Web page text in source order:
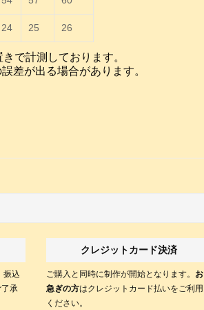
24 25 26
で計測しております。
差が出る場合があります。
振込
承
クレジットカード決済
ご購入と同時に制作が開始となります。 お
急ぎの方はクレジットカード払いをご利用
ください。